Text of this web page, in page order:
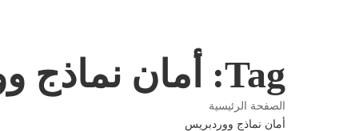
Tag: أمان نماذج ووردبريس
الصفحة الرئيسية
أمان نماذج ووردبريس